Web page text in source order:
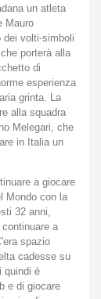
un atleta
Mauro
dei volti-simboli
porterà alla
di
esperienza
grinta. La
alla squadra
Melegari, che
in Italia un
a giocare
Mondo con la
32 anni,
a
spazio
cadesse su
quindi è
e di giocare